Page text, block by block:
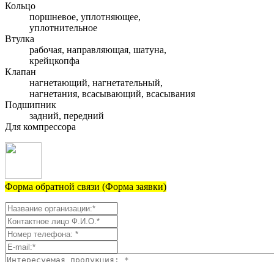
Кольцо
поршневое, уплотняющее,
уплотнительное
Втулка
рабочая, направляющая, шатуна,
крейцкопфа
Клапан
нагнетающий, нагнетательный,
нагнетания, всасывающий, всасывания
Подшипник
задний, передний
Для компрессора
Форма обратной связи (Форма заявки)